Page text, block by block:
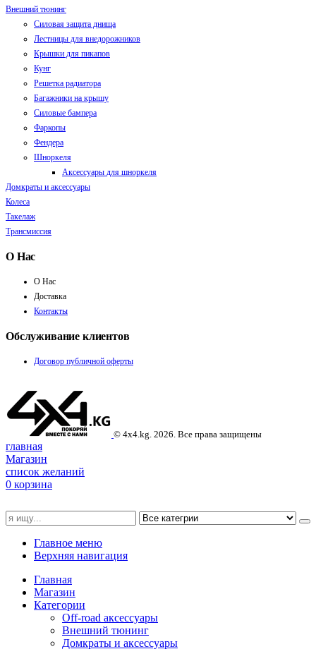
Внешний тюнинг
Силовая защита днища
Лестницы для внедорожников
Крышки для пикапов
Кунг
Решетка радиатора
Багажники на крышу
Силовые бампера
Фаркопы
Фендера
Шноркеля
Аксессуары для шноркеля
Домкраты и аксессуары
Колеса
Такелаж
Трансмиссия
О Нас
О Нас
Доставка
Контакты
Обслуживание клиентов
Договор публичной оферты
© 4x4.kg. 2026. Все права защищены
главная
Магазин
список желаний
0 корзина
Главное меню
Верхняя навигация
Главная
Магазин
Категории
Off-road аксессуары
Внешний тюнинг
Домкраты и аксессуары